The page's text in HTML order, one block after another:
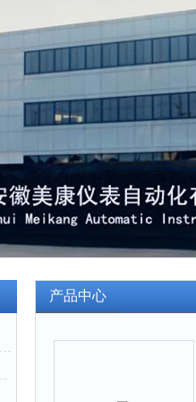
产品中心